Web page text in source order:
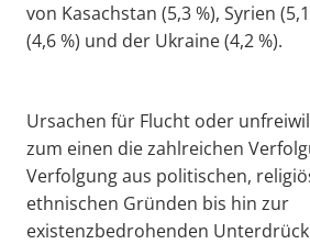
von Kasachstan (5,3 %), Syrien
(4,6 %) und der Ukraine (4,2 %).
Ursachen für Flucht oder
zum einen die zahlreichen
Verfolgung aus politischen,
ethnischen Gründen bis hin zur
existenzbedrohenden